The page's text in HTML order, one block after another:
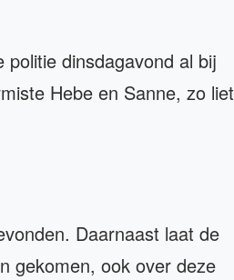
dinsdagavond al bij
Hebe en Sanne, zo liet
Daarnaast laat de
gekomen, ook over deze